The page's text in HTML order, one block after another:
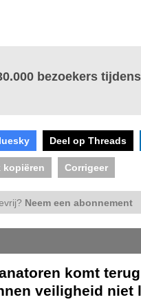
bezoekers
Deel op Threads
kopiëren Corrigeer
Neem een abonnement
komt
veiligheid niet